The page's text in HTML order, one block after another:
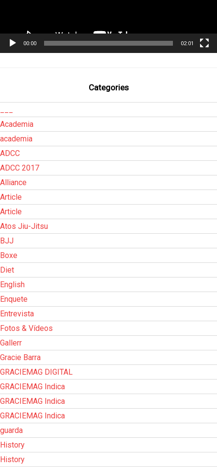
00:00 02:01
Categories
Academia
academia
ADCC
ADCC 2017
Alliance
Article
Article
Atos Jiu-Jitsu
BJJ
Boxe
Diet
English
Enquete
Entrevista
Fotos & Vídeos
Gallerr
Gracie Barra
GRACIEMAG DIGITAL
GRACIEMAG Indica
GRACIEMAG Indica
GRACIEMAG Indica
guarda
History
History